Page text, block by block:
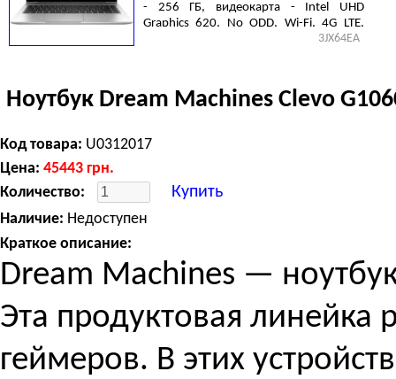
- 256 ГБ, видеокарта - Intel UHD
Graphics 620, No ODD, Wi-Fi, 4G LTE,
Bluetooth, LAN (RJ-45), Windows 10 Pro
3JX64EA
Ноутбук Dream Machines Clevo
Код товара: U0312017
Цена: 45443 грн.
Количество:
Купить
Наличие: Недоступен
Краткое описание:
Dream Machines —
Эта продуктовая линейка
геймеров. В этих